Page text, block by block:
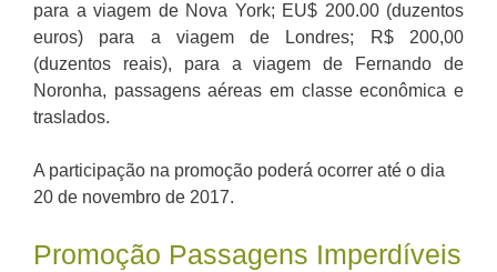
para a viagem de Nova York; EU$ 200.00 (duzentos
euros) para a viagem de Londres; R$ 200,00
(duzentos reais), para a viagem de Fernando de
Noronha, passagens aéreas em classe econômica e
traslados.
A participação na promoção poderá ocorrer até o dia
20 de novembro de 2017.
Promoção Passagens Imperdíveis